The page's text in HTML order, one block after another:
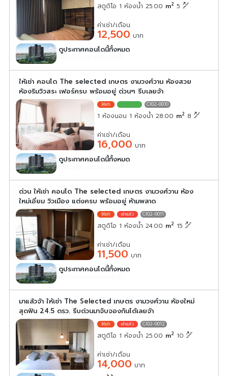
สตูดิโอ 1 ห้องน้ำ 25.00 m2 5
ค่าเช่า/เดือน
12,500 บาท
ดูประกาศคอนโดนี้ทั้งหมด
เลือกดูประกาศคอนโดนี้
ให้เช่า คอนโด The selected เกษตร งามวงศ์วาน ห้องสวย
ห้องริมวิวสระ เฟอร์ครบ พร้อมอยู่ ด่วนๆ รีบเลยจ้า
CI02-0010
1 ห้องนอน 1 ห้องน้ำ 28.00 m2 8
ค่าเช่า/เดือน
16,000 บาท
ดูประกาศคอนโดนี้ทั้งหมด
เลือกดูประกาศคอนโดนี้
ด่วน ให้เช่า คอนโด The selected เกษตร งามวงศ์วาน ห้อง
ใหม่เอี่ยม วิวเมือง แต่งครบ พร้อมอยู่ ห้ามพลาด
CI02-0011
สตูดิโอ 1 ห้องน้ำ 24.00 m2 15
ค่าเช่า/เดือน
11,500 บาท
ดูประกาศคอนโดนี้ทั้งหมด
เลือกดูประกาศคอนโดนี้
มาแล้วจ้า ให้เช่า The Selected เกษตร งามวงศ์วาน ห้องใหม่
สุดฟิน 24.5 ตรว. รีบด่วนมาจับจองกันได้เลยจ้า
CI02-0012
สตูดิโอ 1 ห้องน้ำ 25.00 m2 10
ค่าเช่า/เดือน
14,000 บาท